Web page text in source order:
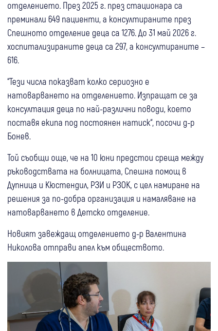
отделението. През 2025 г. през стационара са
преминали 649 пациенти, а консултираните през
Спешното отделение деца са 1276. До 31 май 2026 г.
хоспитализираните деца са 297, а консултираните –
616.
“Тези числа показват колко сериозно е
натоварването на отделението. Изпращат се за
консултация деца по най-различни поводи, което
поставя екипа под постоянен натиск“, посочи д-р
Бонев.
Той съобщи още, че на 10 юни предстои среща между
ръководствата на болницата, Спешна помощ в
Дупница и Кюстендил, РЗИ и РЗОК, с цел намиране на
решения за по-добра организация и намаляване на
натоварването в Детско отделение.
Новият завеждащ отделението д-р Валентина
Николова отправи апел към обществото.